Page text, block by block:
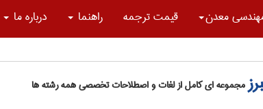
معدن قیمت ترجمه راهنما درباره ما
مجموعه ای کامل از لغات و اصطلاحات تخصصی همه رشته ها